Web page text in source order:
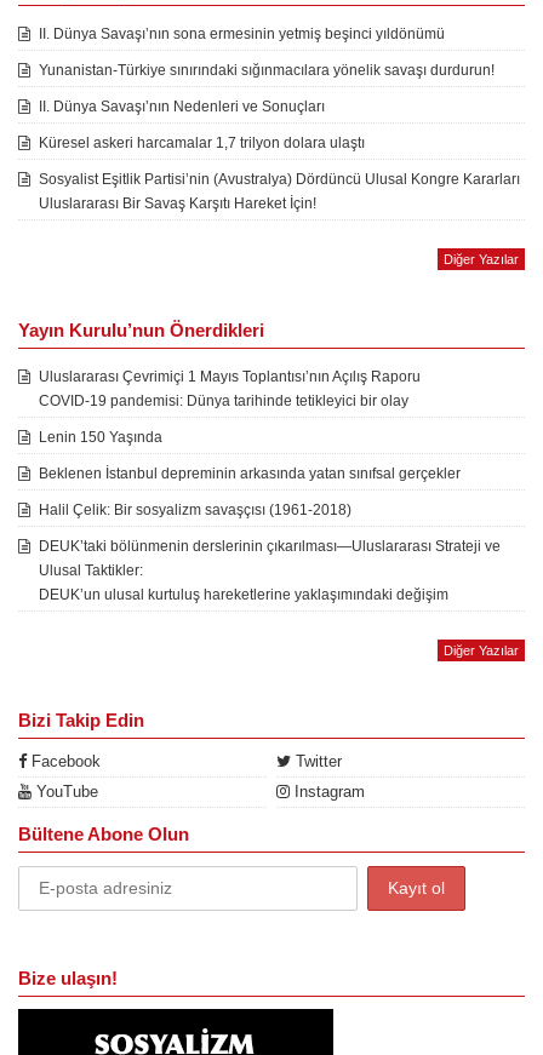
II. Dünya Savaşı’nın sona ermesinin yetmiş beşinci yıldönümü
Yunanistan-Türkiye sınırındaki sığınmacılara yönelik savaşı durdurun!
II. Dünya Savaşı’nın Nedenleri ve Sonuçları
Küresel askeri harcamalar 1,7 trilyon dolara ulaştı
Sosyalist Eşitlik Partisi’nin (Avustralya) Dördüncü Ulusal Kongre Kararları
Uluslararası Bir Savaş Karşıtı Hareket İçin!
Diğer Yazılar
Yayın Kurulu’nun Önerdikleri
Uluslararası Çevrimiçi 1 Mayıs Toplantısı’nın Açılış Raporu
COVID-19 pandemisi: Dünya tarihinde tetikleyici bir olay
Lenin 150 Yaşında
Beklenen İstanbul depreminin arkasında yatan sınıfsal gerçekler
Halil Çelik: Bir sosyalizm savaşçısı (1961-2018)
DEUK’taki bölünmenin derslerinin çıkarılması—Uluslararası Strateji ve
Ulusal Taktikler:
DEUK’un ulusal kurtuluş hareketlerine yaklaşımındaki değişim
Diğer Yazılar
Bizi Takip Edin
Facebook
Twitter
YouTube
Instagram
Bültene Abone Olun
Bize ulaşın!